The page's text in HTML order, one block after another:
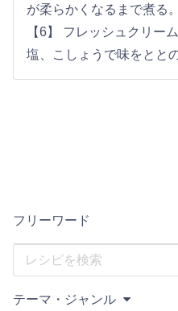
が柔らかくなるまで煮る。
【6】 フレッシュクリー
塩、こしょうで味をとと
フリーワード
テーマ・ジャンル